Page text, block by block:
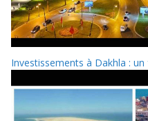
Investissements à Dakhla :